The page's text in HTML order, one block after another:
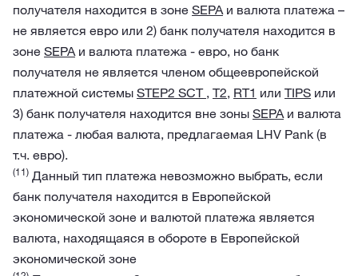
получателя находится в зоне SEPAи валюта платежа –
не является евро или 2) банк получателя находится в
зоне SEPAи валюта платежа - евро, но банк
получателя не является членом общеевропейской
платежной системы STEP2 SCT , T2, RT1 или TIPS или
3) банк получателя находится вне зоны SEPAи валюта
платежа - любая валюта, предлагаемая LHV Pank (в
т.ч. евро).
(11) Данный тип платежа невозможно выбрать, если
банк получателя находится в Европейской
экономической зоне и валютой платежа является
валюта, находящаяся в обороте в Европейской
экономической зоне